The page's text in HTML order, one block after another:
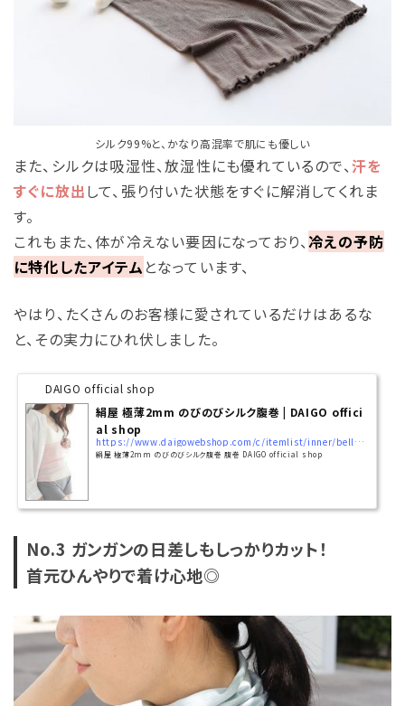
シルク99%と、かなり高混率で肌にも優しい
また、シルクは吸湿性、放湿性にも優れているので、汗を
すぐに放出 して、張り付いた状態をすぐに解消してくれま
す。
これもまた、体が冷えない要因になっており、冷えの予防
に特化したアイテム となっています、
やはり、たくさんのお客様に愛されているだけはあるな
と、その実力にひれ伏しました。
DAIGO official shop
絹屋 極薄2mm のびのびシルク腹巻 | DAIGO offici
al shop
https://www.daigowebshop.com/c/itemlist/inner/bellyband_/4590
絹屋 極薄2mm のびのびシルク腹巻 腹巻 DAIGO official shop
No.3 ガンガンの日差しもしっかりカット！
首元ひんやりで着け心地◎